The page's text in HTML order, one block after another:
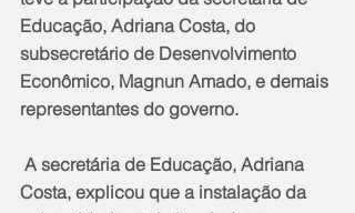
Educação, Adriana Costa, do
subsecretário de Desenvolvimento
Econômico, Magnun Amado, e demais
representantes do governo.
Costa, explicou que a instalação da